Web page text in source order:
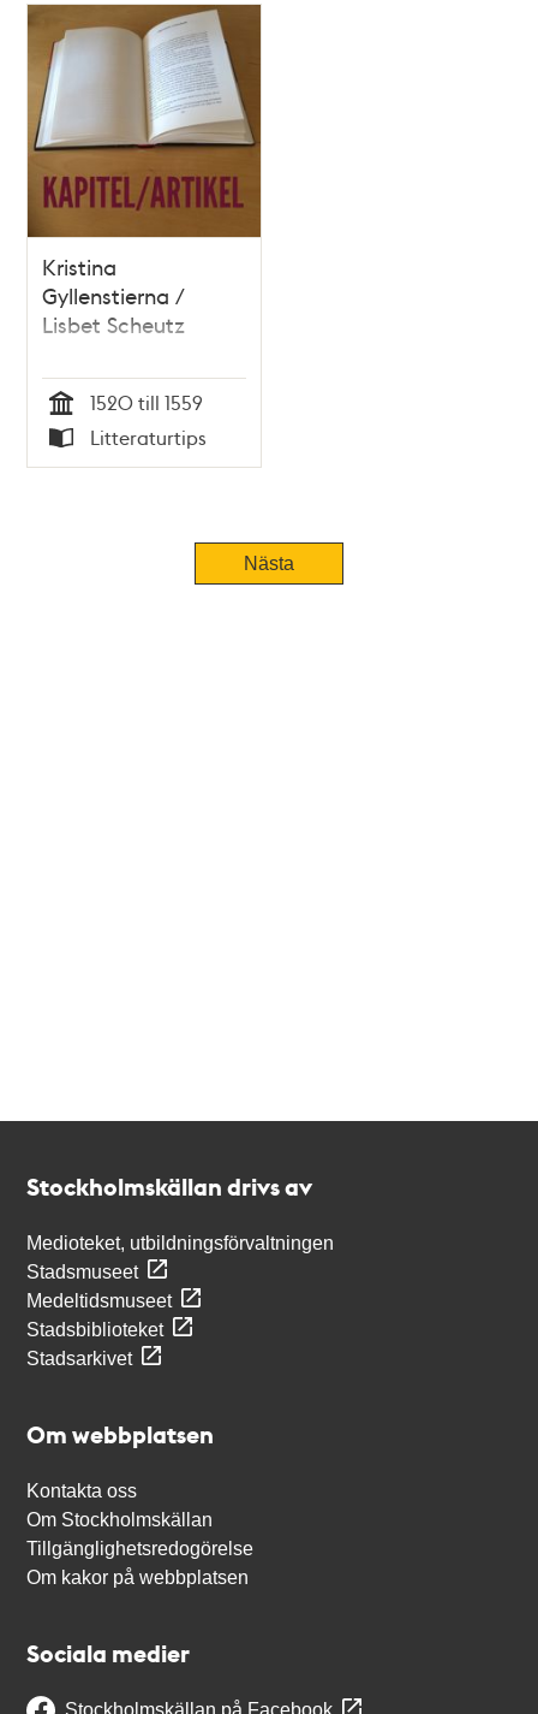
Kristina
Gyllenstierna /
Lisbet Scheutz
Tid
1520 till 1559
Typ
Litteraturtips
Nästa
Stockholmskällan drivs av
Medioteket, utbildningsförvaltningen
Stadsmuseet
Medeltidsmuseet
Stadsbiblioteket
Stadsarkivet
Om webbplatsen
Kontakta oss
Om Stockholmskällan
Tillgänglighetsredogörelse
Om kakor på webbplatsen
Sociala medier
Stockholmskällan på Facebook